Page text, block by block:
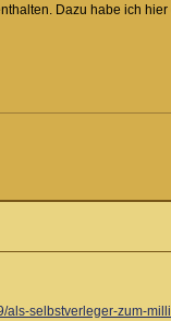
Dazu habe ich
als-selbstverleger-zum-